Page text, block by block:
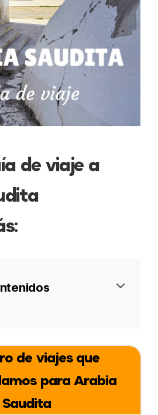
de viaje a
visitar
de viajes que
para Arabia
Saudita